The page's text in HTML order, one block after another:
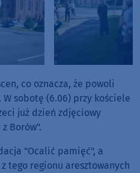
co oznacza, że powoli
sobotę (6.06) przy kościele
już dzień zdjęciowy
Borów".
"Ocalić pamięć", a
tego regionu aresztowanych